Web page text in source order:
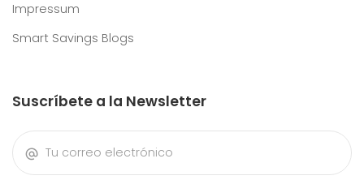
Impressum
Smart Savings Blogs
Suscríbete a la Newsletter